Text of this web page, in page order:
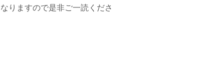
りますので是非ご一読くださ